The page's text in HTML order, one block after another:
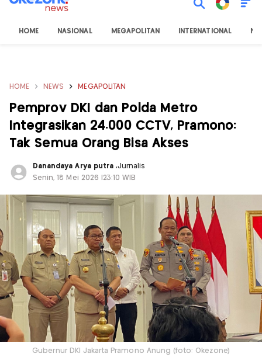
HOME NASIONAL MEGAPOLITAN INTERNATIONAL
HOME NEWS MEGAPOLITAN
Pemprov DKI dan Polda Metro
Integrasikan 24.000 CCTV, Pramono:
Tak Semua Orang Bisa Akses
Danandaya Arya putra,Jurnalis
Senin, 18 Mei 2026 |23:10 WIB
Gubernur DKI Jakarta Pramono Anung (foto: Okezone)